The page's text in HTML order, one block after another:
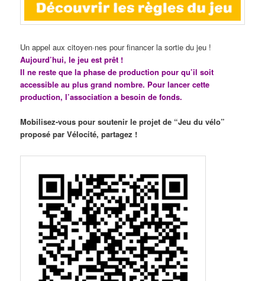
Un appel aux citoyen·nes pour financer la sortie du jeu !
Aujourd’hui, le jeu est prêt !
Il ne reste que la phase de production pour qu’il soit
accessible au plus grand nombre. Pour lancer cette
production, l’association a besoin de fonds.
Mobilisez-vous pour soutenir le projet de “Jeu du vélo”
proposé par Vélocité, partagez !